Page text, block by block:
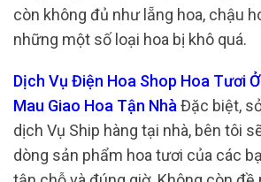
còn không đủ như lẵng hoa, chậu
những một số loại hoa bị khô quá.
Dịch Vụ Điện Hoa Shop Hoa Tươi
Mau Giao Hoa Tận Nhà Đặc biệt,
dịch Vụ Ship hàng tại nhà, bên tôi
dòng sản phẩm hoa tươi của các